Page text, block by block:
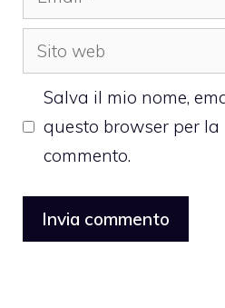
Sito
web
Salva il mio nome,
questo browser per
commento.